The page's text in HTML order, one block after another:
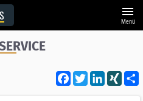
menu
Menü
Facebook
Twitter XING